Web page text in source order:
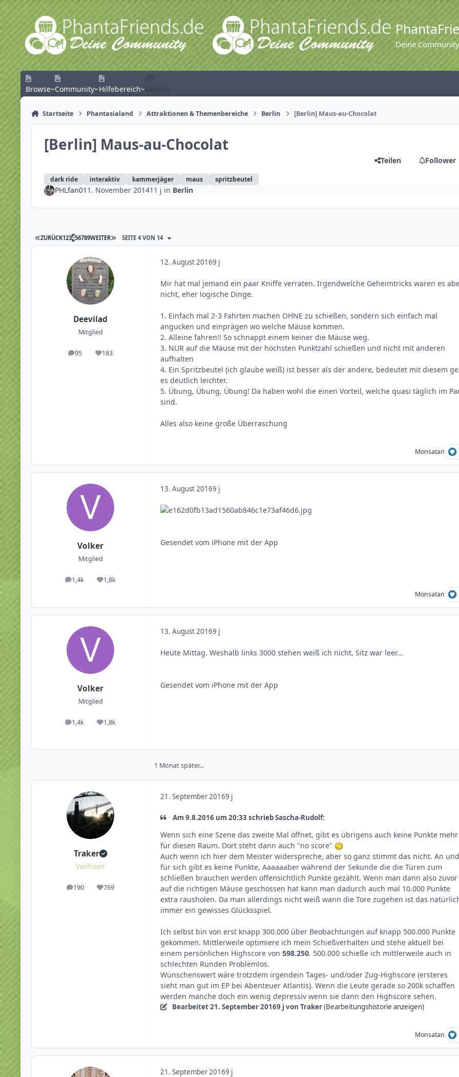
Zum Inhalt springen
Deine
Browse Community Hilfebereich Galerie
Startseite Phantasialand Attraktionen & Themenbereiche Berlin [Berlin] Maus-au-Chocolat
[Berlin] Maus-au-Chocolat
dark ride interaktiv kammerjäger maus spritzbeutel
Teilen Follower
PHLfan01 1. November 201411 j in Berlin
ZURÜCK123456789WEITER SEITE 4 VON 14
Deevilad
Mitglied
95
Beiträge183
Reputation
12. August 20169 j
Mir hat mal jemand ein paar Kniffe verraten. Irgendwelche Geheimtricks waren es
nicht, eher logische Dinge.
1. Einfach mal 2-3 Fahrten machen OHNE zu schießen, sondern sich einfach mal
angucken und einprägen wo welche Mäuse kommen.
2. Alleine fahren!! So schnappt einem keiner die Mäuse weg.
3. NUR auf die Mäuse mit der höchsten Punktzahl schießen und nicht mit anderen
aufhalten
4. Ein Spritzbeutel (ich glaube weiß) ist besser als der andere, bedeutet mit diesem
es deutlich leichter.
5. Übung, Übung, Übung! Da haben wohl die einen Vorteil, welche quasi täglich im
sind.
Alles also keine große Überraschung
Monsatan
Volker
Mitglied
1,4k
Beiträge 1,8k
Reputation
13. August 20169 j
Gesendet vom iPhone mit der App
Monsatan
Volker
Mitglied
1,4k
Beiträge 1,8k
Reputation
13. August 20169 j
Heute Mittag. Weshalb links 3000 stehen weiß ich nicht, Sitz war leer...
Gesendet vom iPhone mit der App
1 Monat später...
Traker
Verifiziert
190
Beiträge 769
Reputation
21. September 20169 j
Am 9.8.2016 um 20:33 schrieb Sascha-Rudolf:
Wenn sich eine Szene das zweite Mal öffnet, gibt es übrigens auch keine Punkte mehr
für diesen Raum. Dort steht dann auch "no score"
Auch wenn ich hier dem Meister widerspreche, aber so ganz stimmt das nicht. An und
für sich gibt es keine Punkte, Aaaaaaber während der Sekunde die die Türen zum
schließen brauchen werden offensichtlich Punkte gezählt. Wenn man dann also zuvor
auf die richtigen Mäuse geschossen hat kann man dadurch auch mal 10.000 Punkte
extra rausholen. Da man allerdings nicht weiß wann die Tore zugehen ist das
immer ein gewisses Glücksspiel.
Ich selbst bin von erst knapp 300.000 über Beobachtungen auf knapp 500.000 Punkte
gekommen. Mittlerweile optimiere ich mein Schießverhalten und stehe aktuell bei
einem persönlichen Highscore von 598.250. 500.000 schieße ich mittlerweile auch in
schlechten Runden Problemlos.
Wünschenswert wäre trotzdem irgendein Tages- und/oder Zug-Highscore (ersteres
sieht man gut im EP bei Abenteuer Atlantis). Wenn die Leute gerade so 200k schaffen
werden manche doch ein wenig depressiv wenn sie dann den Highscore sehen.
Bearbeitet21. September 20169 j von Traker(Bearbeitungshistorie anzeigen)
Monsatan
21. September 20169 j